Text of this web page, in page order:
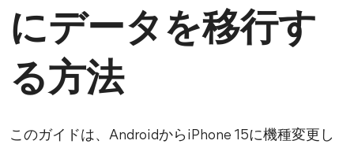
にデータを移行す
る方法
このガイドは、AndroidからiPhone 15に機種変更し